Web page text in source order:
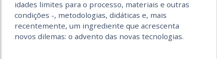
idades limites para o processo, materiais e outras
condições -, metodologias, didáticas e, mais
recentemente, um ingrediente que acrescenta
novos dilemas: o advento das novas tecnologias.